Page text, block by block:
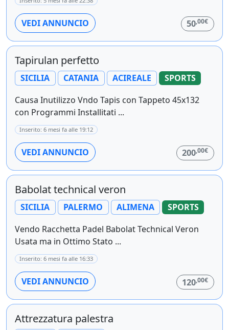
VEDI ANNUNCIO 50,00€
Tapirulan perfetto
SICILIA CATANIA ACIREALE
SPORTS
Causa Inutilizzo Vndo Tapis con Tappeto 45x132
con Programmi Installitati ...
Inserito: 6 mesi fa alle 19:12
VEDI ANNUNCIO 200,00€
Babolat technical veron
SICILIA PALERMO ALIMENA
SPORTS
Vendo Racchetta Padel Babolat Technical Veron
Usata ma in Ottimo Stato ...
Inserito: 6 mesi fa alle 16:33
VEDI ANNUNCIO 120,00€
Attrezzatura palestra